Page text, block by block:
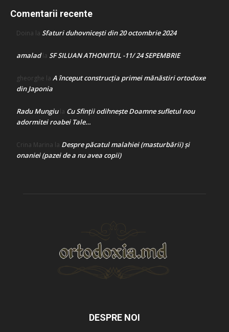
Comentarii recente
Doina la Sfaturi duhovnicești din 20 octombrie 2024
amaladla SF SILUAN ATHONITUL -11/ 24 SEPEMBRIE
gheorghe la A început construcţia primei mănăstiri ortodoxe
din Japonia
Radu Mungiula Cu Sfinții odihnește Doamne sufletul nou
adormitei roabei Tale…
Crina Marina la Despre păcatul malahiei (masturbării) şi
onaniei (pazei de a nu avea copii)
DESPRE NOI